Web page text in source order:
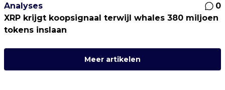
Analyses
0
XRP krijgt koopsignaal terwijl whales 380 miljoen
tokens inslaan
Meer artikelen